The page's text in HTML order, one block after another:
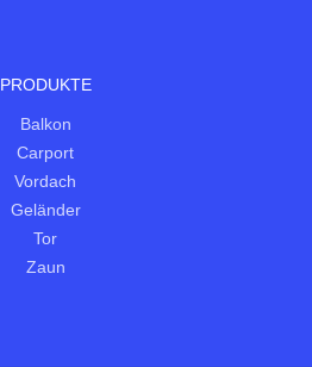
PRODUKTE
Balkon
Carport
Vordach
Geländer
Tor
Zaun